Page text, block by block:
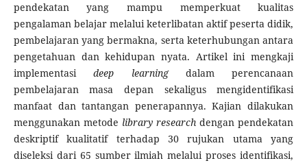
pendekatan yang mampu memperkuat kualitas
pengalaman belajar melalui keterlibatan aktif peserta didik,
pembelajaran yang bermakna, serta keterhubungan antara
pengetahuan dan kehidupan nyata. Artikel ini mengkaji
implementasideep learningdalam perencanaan
pembelajaran masa depan sekaligus mengidentifikasi
manfaat dan tantangan penerapannya. Kajian dilakukan
menggunakan metode library research dengan pendekatan
deskriptif kualitatif terhadap 30 rujukan utama yang
diseleksi dari 65 sumber ilmiah melalui proses identifikasi,